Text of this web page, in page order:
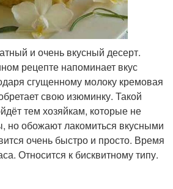
и очень вкусный десерт.
рецепте напоминает вкус
сгущенному молоку кремовая
свою изюминку. Такой
тем хозяйкам, которые не
но обожают лакомиться вкусными
очень быстро и просто. Время
Относится к бисквитному типу.